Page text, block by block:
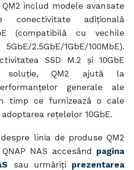
includ modele avansate
adițională
(compatibilă cu vechile
1GbE/100MbE).
SSD M.2 și 10GbE
soluție, QM2 ajută la
generale ale
timp ce furnizează o cale
rețelelor 10GbE.
linia de produse QM2
NAS accesând pagina
sau urmăriți prezentarea